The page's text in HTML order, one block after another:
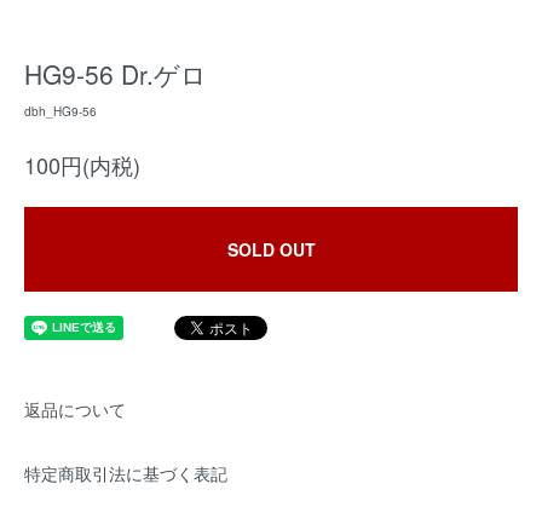
HG9-56 Dr.ゲロ
dbh_HG9-56
100円(内税)
SOLD OUT
返品について
特定商取引法に基づく表記